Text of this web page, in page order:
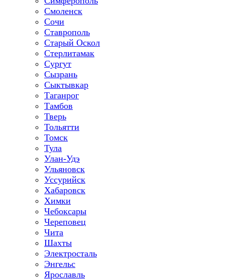
Смоленск
Сочи
Ставрополь
Старый Оскол
Стерлитамак
Сургут
Сызрань
Сыктывкар
Таганрог
Тамбов
Тверь
Тольятти
Томск
Тула
Улан-Удэ
Ульяновск
Уссурийск
Хабаровск
Химки
Чебоксары
Череповец
Чита
Шахты
Электросталь
Энгельс
Ярославль